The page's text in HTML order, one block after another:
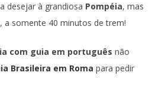
desejar à grandiosa Pompéia, mas
, a somente 40 minutos de trem!
com guia em português não
Brasileira em Roma para pedir